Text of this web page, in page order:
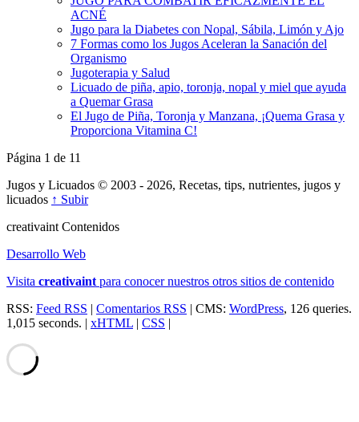
ACNÉ
Jugo para la Diabetes con Nopal, Sábila, Limón y Ajo
7 Formas como los Jugos Aceleran la Sanación del
Organismo
Jugoterapia y Salud
Licuado de piña, apio, toronja, nopal y miel que ayuda
a Quemar Grasa
El Jugo de Piña, Toronja y Manzana, ¡Quema Grasa y
Proporciona Vitamina C!
Página 1 de 11
Jugos y Licuados © 2003 - 2026, Recetas, tips, nutrientes, jugos y
licuados ↑ Subir
creativaint Contenidos
Desarrollo Web
Visita creativaint para conocer nuestros otros sitios de contenido
RSS: Feed RSS | Comentarios RSS | CMS: WordPress, 126 queries.
1,015 seconds. | xHTML | CSS |